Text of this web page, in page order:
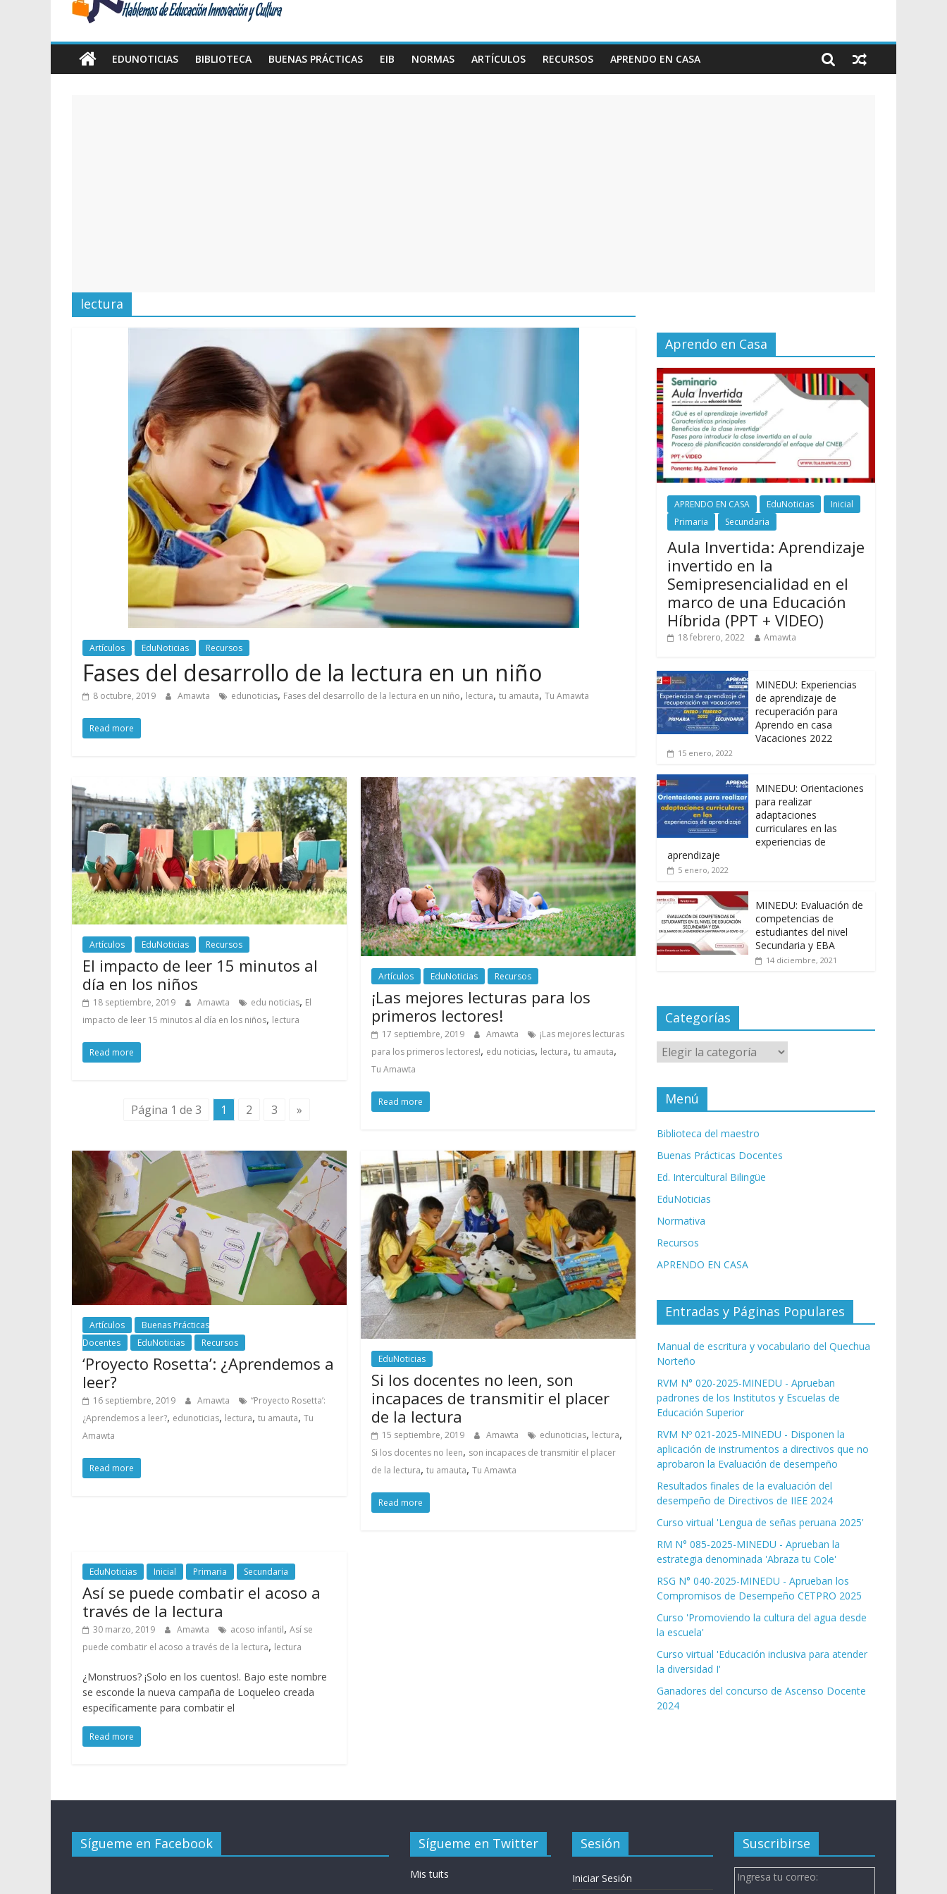
Educación,
EDUNOTICIAS BIBLIOTECA BUENAS PRÁCTICAS EIB NORMAS ARTÍCULOS RECURSOS APRENDO EN CASA
lectura
Artículos EduNoticias Recursos
Fases del desarrollo de la lectura en un niño
8 octubre, 2019 Amawta edunoticias, Fases del desarrollo de la lectura en un niño, lectura, tu amauta, Tu Amawta
Read more
Artículos EduNoticias Recursos
El impacto de leer 15 minutos al
día en los niños
18 septiembre, 2019 Amawta edu noticias, El
impacto de leer 15 minutos al día en los niños, lectura
Read more
Artículos EduNoticias Recursos
¡Las mejores lecturas para los
primeros lectores!
17 septiembre, 2019 Amawta
¡Las mejores lecturas
para los primeros lectores!, edu noticias, lectura,tu amauta,
Tu Amawta
Read more
Artículos
Buenas Prácticas
Docentes
EduNoticias Recursos
‘Proyecto Rosetta’: ¿Aprendemos a
leer?
16 septiembre, 2019 Amawta
‘‘Proyecto Rosetta’:
¿Aprendemos a leer?, edunoticias, lectura, tu amauta, Tu
Amawta
Read more
EduNoticias
Si los docentes no leen, son
incapaces de transmitir el placer
de la lectura
15 septiembre, 2019 Amawta edunoticias, lectura,
Si los docentes no leen, son incapaces de transmitir el placer
de la lectura,tu amauta,Tu Amawta
Read more
EduNoticias Inicial Primaria Secundaria
Así se puede combatir el acoso a
través de la lectura
30 marzo, 2019 Amawta acoso infantil, Así se
puede combatir el acoso a través de la lectura, lectura
¿Monstruos? ¡Solo en los cuentos!. Bajo este nombre
se esconde la nueva campaña de Loqueleo creada
específicamente para combatir el
Read more
Página 1 de 3 1 2 3 »
Aprendo en Casa
APRENDO EN CASA EduNoticias
Inicial
Primaria
Secundaria
Aula Invertida: Aprendizaje
invertido en la
Semipresencialidad en el
marco de una Educación
Híbrida (PPT + VIDEO)
18 febrero, 2022 Amawta
MINEDU: Experiencias
de aprendizaje de
recuperación para
Aprendo en casa
Vacaciones 2022
15 enero, 2022
MINEDU: Orientaciones
para realizar
adaptaciones
curriculares en las
experiencias de
aprendizaje
5 enero, 2022
MINEDU: Evaluación de
competencias de
estudiantes del nivel
Secundaria y EBA
14 diciembre, 2021
Categorías
Categorías
Menú
Biblioteca del maestro
Buenas Prácticas Docentes
Ed. Intercultural Bilingüe
EduNoticias
Normativa
Recursos
APRENDO EN CASA
Entradas y Páginas Populares
Manual de escritura y vocabulario del Quechua
Norteño
RVM N° 020-2025-MINEDU - Aprueban
padrones de los Institutos y Escuelas de
Educación Superior
RVM Nº 021-2025-MINEDU - Disponen la
aplicación de instrumentos a directivos que no
aprobaron la Evaluación de desempeño
Resultados finales de la evaluación del
desempeño de Directivos de IIEE 2024
Curso virtual 'Lengua de señas peruana 2025'
RM N° 085-2025-MINEDU - Aprueban la
estrategia denominada 'Abraza tu Cole'
RSG N° 040-2025-MINEDU - Aprueban los
Compromisos de Desempeño CETPRO 2025
Curso 'Promoviendo la cultura del agua desde
la escuela'
Curso virtual 'Educación inclusiva para atender
la diversidad I'
Ganadores del concurso de Ascenso Docente
2024
Sígueme en Facebook Sígueme en Twitter
Mis tuits
Sesión
Iniciar Sesión
Suscribirse
Ingresa tu correo: